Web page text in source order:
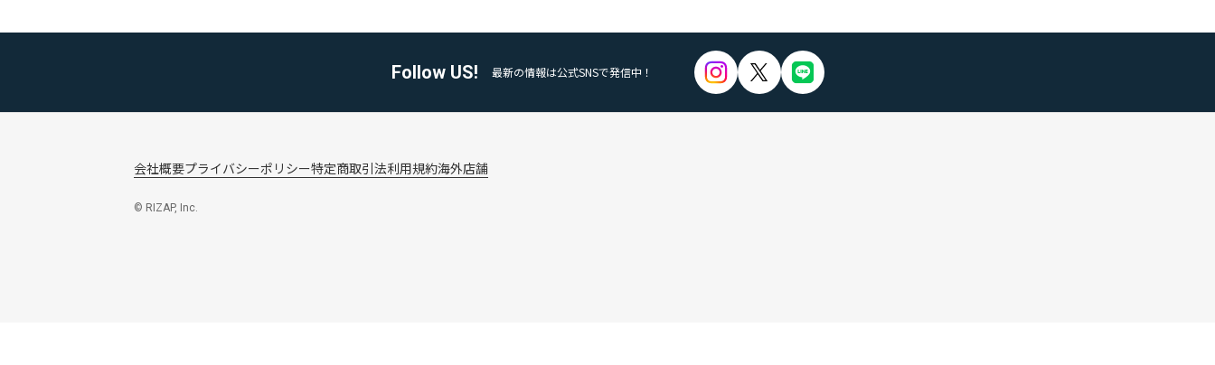
Follow US! 最新の情報は公式SNSで発信中！
会社概要プライバシーポリシー特定商取引法利用規約海外店舗
© RIZAP, Inc.